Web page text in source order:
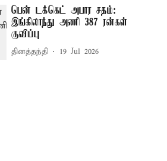
பென் டக்கெட் அபார சதம்:
இங்கிலாந்து அணி 387 ரன்கள்
குவிப்பு
தினத்தந்தி 19 Jul 2026